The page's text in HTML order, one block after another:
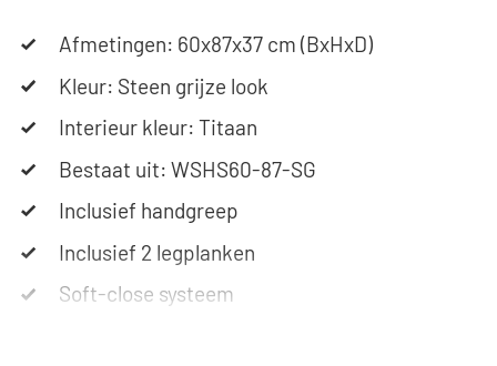
telefoon of e-mail. Let op: de kasten worden als
Afmetingen: 60x87x37 cm (BxHxD)
Kleur: Steen grijze look
Interieur kleur: Titaan
Bestaat uit: WSHS60-87-SG
Inclusief handgreep
Inclusief 2 legplanken
Soft-close systeem